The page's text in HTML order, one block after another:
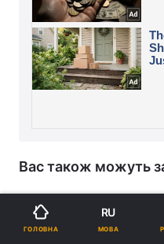
Вас також можуть
Яке мʼясо
дієтологи
ГОЛОВНА
RU
МОВА